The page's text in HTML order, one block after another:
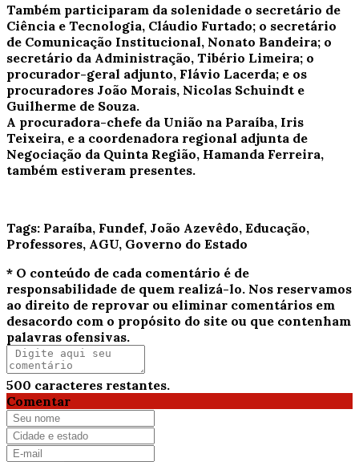
Também participaram da solenidade o secretário de
Ciência e Tecnologia, Cláudio Furtado; o secretário
de Comunicação Institucional, Nonato Bandeira; o
secretário da Administração, Tibério Limeira; o
procurador-geral adjunto, Flávio Lacerda; e os
procuradores João Morais, Nicolas Schuindt e
Guilherme de Souza.
A procuradora-chefe da União na Paraíba, Iris
Teixeira, e a coordenadora regional adjunta de
Negociação da Quinta Região, Hamanda Ferreira,
também estiveram presentes.
Tags: Paraíba, Fundef, João Azevêdo, Educação,
Professores, AGU, Governo do Estado
* O conteúdo de cada comentário é de
responsabilidade de quem realizá-lo. Nos reservamos
ao direito de reprovar ou eliminar comentários em
desacordo com o propósito do site ou que contenham
palavras ofensivas.
500 caracteres restantes.
Comentar